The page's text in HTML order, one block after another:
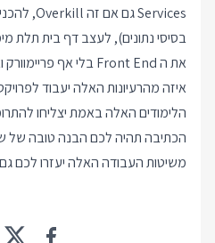
איזה מהרעיונות האלה יעבוד
הלימודים האלה באמת יצליחו
הכתיבה תהיה לכם הבנה טובה של
משיטות העבודה האלה יעזרו לכם גם